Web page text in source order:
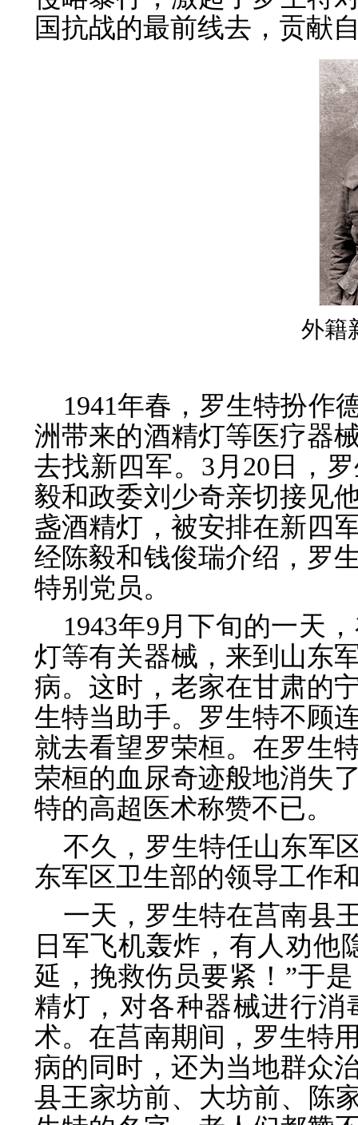
国抗战的最前线去，贡献
外籍
1941年春，罗生特扮作
洲带来的酒精灯等医疗器
去找新四军。3月20日，
毅和政委刘少奇亲切接见
盏酒精灯，被安排在新四
经陈毅和钱俊瑞介绍，罗
特别党员。
1943年9月下旬的一天
灯等有关器械，来到山东
病。这时，老家在甘肃的
生特当助手。罗生特不顾
就去看望罗荣桓。在罗生
荣桓的血尿奇迹般地消失
特的高超医术称赞不已。
不久，罗生特任山东军
东军区卫生部的领导工作
一天，罗生特在莒南县
日军飞机轰炸，有人劝他
延，挽救伤员要紧！”于
精灯，对各种器械进行
术。在莒南期间，罗生特
病的同时，还为当地群众
县王家坊前、大坊前、陈